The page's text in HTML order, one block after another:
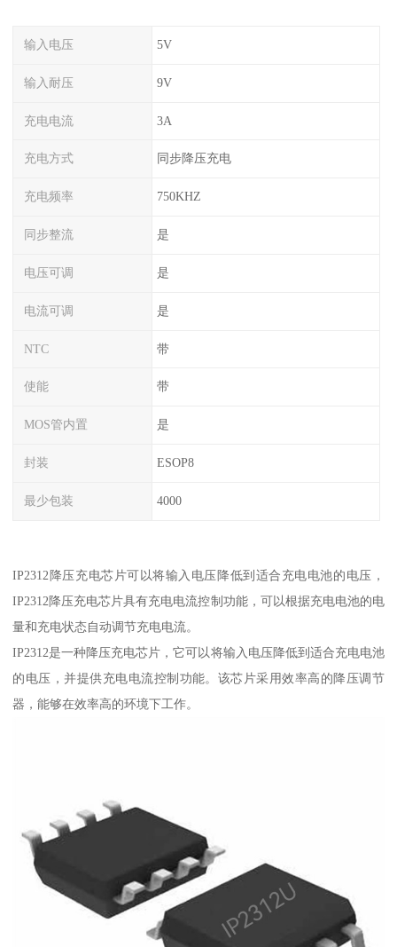
输入电压 5V
输入耐压 9V
充电电流 3A
充电方式 同步降压充电
充电频率 750KHZ
同步整流 是
电压可调 是
电流可调 是
NTC 带
使能 带
MOS管内置 是
封装 ESOP8
最少包装 4000
IP2312降压充电芯片可以将输入电压降低到适合充电电池的电压，
IP2312降压充电芯片具有充电电流控制功能，可以根据充电电池的电
量和充电状态自动调节充电电流。
IP2312是一种降压充电芯片，它可以将输入电压降低到适合充电电池
的电压，并提供充电电流控制功能。该芯片采用效率高的降压调节
器，能够在效率高的环境下工作。